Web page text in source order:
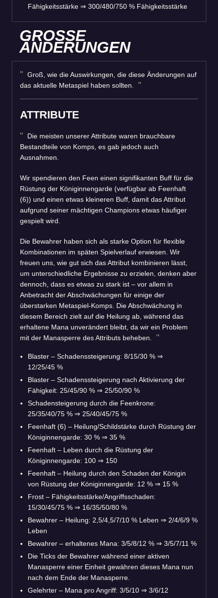
Fähigkeitsstärke ⇒ 300/480/750 % Fähigkeitsstärke
GROSSE
ÄNDERUNGEN
Groß, wie die Auswirkungen, die diese Änderungen auf
das aktuelle Metaspiel haben sollten.
ATTRIBUTE
Die meisten unserer Attribute waren brauchbare
Bestandteile von Komps, es gab jedoch auch
Ausnahmen.
Wir spendieren den Feen einen signifikanten Buff für die
Rüstung der Königinnengarde (verfügbar ab Feenhaft
(6)) und einen etwas kleineren Buff, damit das Attribut
aufgrund seiner mächtigen Champions etwas häufiger
gespielt wird.
Die Bewahrer haben sich als starke Option für flexible
Kombinationen im späten Spielverlauf erwiesen. Wir
freuen uns, wie gut sich das Attribut kombinieren lässt,
um unterschiedliche Ergebnisse zu erzielen, denken aber
dennoch, dass es etwas zu stark ist – vor allem in
Anbetracht der Abschwächungen für einige der
überstarken Metaspiel-Komps. Die Abschwächung in
diesem Bereich zielt auf die Heilung ab, während das
erhaltene Mana unverändert bleibt, da wir ein Problem
mit der Manasperre des Attributs beheben.
Blaster – Schadenssteigerung: 8/15/30 % ⇒
12/25/45 %
Blaster – Schadenssteigerung nach Aktivierung der
Fähigkeit: 25/45/90 % ⇒ 25/50/90 %
Schadensteigerung durch die Feenkrone:
25/35/40/75 % ⇒ 25/40/45/75 %
Feenhaft (6) – Heilung/Schildstärke durch Rüstung der
Königinnengarde: 30 % ⇒ 35 %
Feenhaft – Leben durch die Rüstung der
Königinnengarde: 100 ⇒ 150
Feenhaft – Heilung durch den Schaden der Königin
von Rüstung der Königinnengarde: 12 % ⇒ 15 %
Frost – Fähigkeitsstärke/Angriffsschaden:
15/30/45/75 % ⇒ 16/35/50/80 %
Bewahrer – Heilung: 2,5/4,5/7/10 % Leben ⇒ 2/4/6/9 %
Leben
Bewahrer – erhaltenes Mana: 3/5/8/12 % ⇒ 3/5/7/11 %
Die Ticks der Bewahrer während einer aktiven
Manasperre einer Einheit gewähren dieses Mana nun
nach dem Ende der Manasperre.
Gelehrter – Mana pro Angriff: 3/5/10 ⇒ 3/6/12